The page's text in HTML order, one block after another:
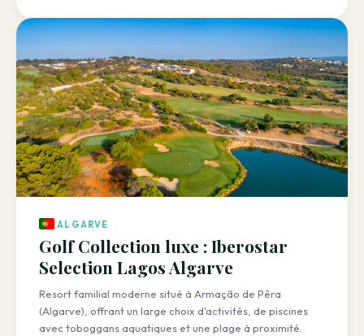
ALGARVE
Golf Collection luxe : Iberostar
Selection Lagos Algarve
Resort familial moderne situé à Armação de Pêra
(Algarve), offrant un large choix d'activités, de piscines
avec toboggans aquatiques et une plage à proximité.